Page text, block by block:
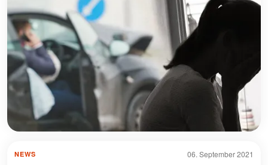
06. September 2021
NEWS